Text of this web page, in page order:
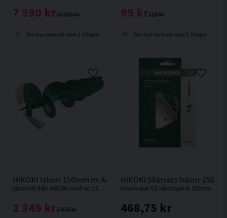
10 550 kr
7 590 kr
Skickas normalt inom 1-3 dagar
119 kr
99 kr
Skickas normalt inom 1-3 dagar
HiKOKI Isborr 150mm m. Adapter
Isborrset från HiKOKI med en 13mm infästning för att kunna använda skruvdragare.
2 075 kr
1 349 kr
HiKOKI Skärsats Isborr
Reservskär till isborrspiral 150mm.
468,75 kr